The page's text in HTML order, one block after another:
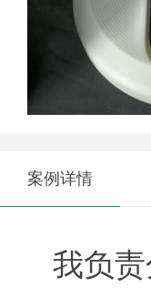
案例详情
我负